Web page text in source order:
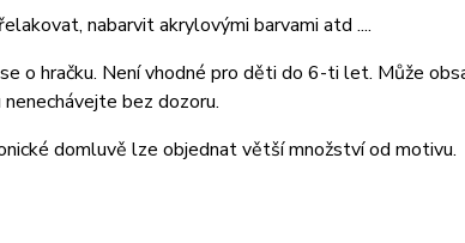
nabarvit akrylovými barvami atd ....
o hračku. Není vhodné pro děti do 6-ti let. Může
nenechávejte bez dozoru.
domluvě lze objednat větší množství od motivu.